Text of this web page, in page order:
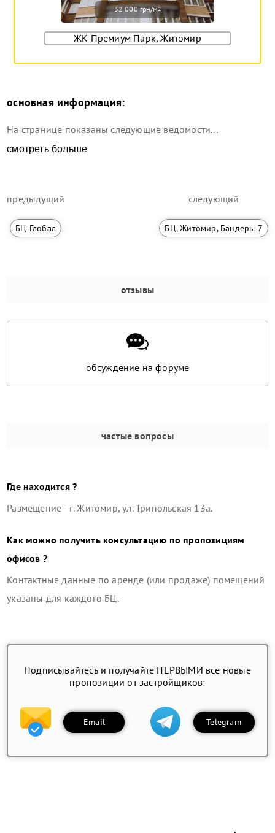
32 000 грн/м2
ЖК Премиум Парк, Житомир
основная информация:
На странице показаны следующие ведомости...
смотреть больше
предыдущий
БЦ Глобал
следующий
БЦ, Житомир, Бандеры 7
отзывы
обсуждение на форуме
частые вопросы
Где находится ?
Размещение - г. Житомир, ул. Трипольская 13а.
Как можно получить консультацию по пропозициям
офисов ?
Контактные данные по аренде (или продаже) помещений
указаны для каждого БЦ.
Подписывайтесь и получайте ПЕРВЫМИ все новые
пропозиции от застройщиков:
Email Telegram